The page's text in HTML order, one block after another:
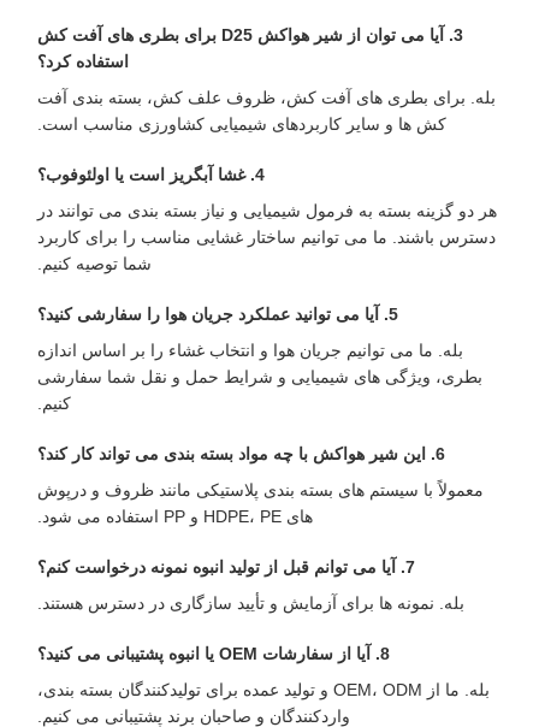
3. آیا می توان از شیر هواکش D25 برای بطری های آفت کش
استفاده کرد؟
بله. برای بطری های آفت کش، ظروف علف کش، بسته بندی آفت
کش ها و سایر کاربردهای شیمیایی کشاورزی مناسب است.
4. غشا آبگریز است یا اولئوفوب؟
هر دو گزینه بسته به فرمول شیمیایی و نیاز بسته بندی می توانند در
دسترس باشند. ما می توانیم ساختار غشایی مناسب را برای کاربرد
شما توصیه کنیم.
5. آیا می توانید عملکرد جریان هوا را سفارشی کنید؟
بله. ما می توانیم جریان هوا و انتخاب غشاء را بر اساس اندازه
بطری، ویژگی های شیمیایی و شرایط حمل و نقل شما سفارشی
کنیم.
6. این شیر هواکش با چه مواد بسته بندی می تواند کار کند؟
معمولاً با سیستم های بسته بندی پلاستیکی مانند ظروف و درپوش
های HDPE، PE و PP استفاده می شود.
7. آیا می توانم قبل از تولید انبوه نمونه درخواست کنم؟
بله. نمونه ها برای آزمایش و تأیید سازگاری در دسترس هستند.
8. آیا از سفارشات OEM یا انبوه پشتیبانی می کنید؟
بله. ما از OEM، ODM و تولید عمده برای تولیدکنندگان بسته بندی،
واردکنندگان و صاحبان برند پشتیبانی می کنیم.